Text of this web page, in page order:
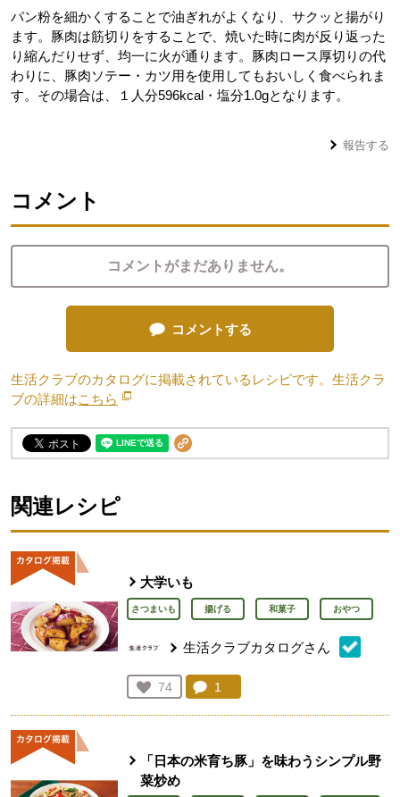
パン粉を細かくすることで油ぎれがよくなり、サクッと揚がり
ます。豚肉は筋切りをすることで、焼いた時に肉が反り返った
り縮んだりせず、均一に火が通ります。豚肉ロース厚切りの代
わりに、豚肉ソテー・カツ用を使用してもおいしく食べられま
す。その場合は、１人分596kcal・塩分1.0gとなります。
報告する
コメント
コメントがまだありません。
コメントする
生活クラブのカタログに掲載されているレシピです。生活クラ
ブの詳細はこちら 別のウィンドウで開きます。
関連レシピ
大学いも
さつまいも 揚げる 和菓子 おやつ
生活クラブカタログさん
お気に入り登録：
74
人が登録
コメント：
1
「日本の米育ち豚」を味わうシンプル野
菜炒め